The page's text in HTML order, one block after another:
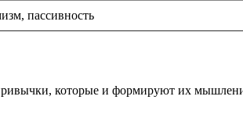
пассивность
которые и формируют их